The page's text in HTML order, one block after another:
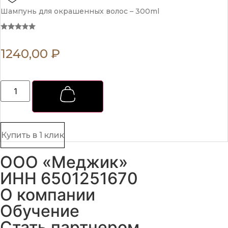
Шампунь для окрашенных волос – 300ml
1240,00 ₽
Шампунь
окрашенных
300ml
quantity
Купить в 1 клик
ООО «Меджик»
ИНН 6501251670
О компании
Обучение